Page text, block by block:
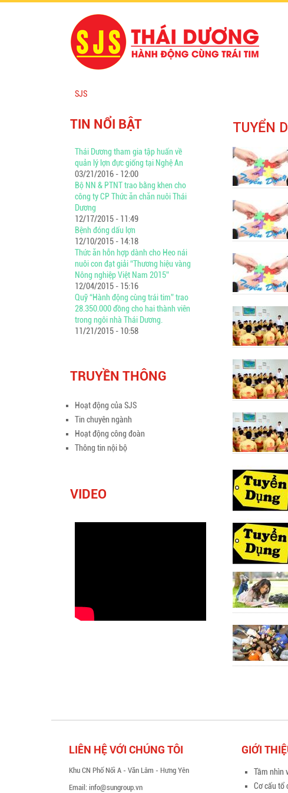
SJS
TIN NỔI BẬT
Thái Dương tham gia tập huấn về
quản lý lợn đực giống tại Nghệ An
03/21/2016 - 12:00
Bộ NN & PTNT trao bằng khen cho
công ty CP Thức ăn chăn nuôi Thái
Dương
12/17/2015 - 11:49
Bệnh đóng dấu lợn
12/10/2015 - 14:18
Thức ăn hỗn hợp dành cho Heo nái
nuôi con đạt giải “Thương hiệu vàng
Nông nghiệp Việt Nam 2015”
12/04/2015 - 15:16
Quỹ “Hành động cùng trái tim” trao
28.350.000 đồng cho hai thành viên
trong ngôi nhà Thái Dương.
11/21/2015 - 10:58
TRUYỀN THÔNG
Hoạt động của SJS
Tin chuyên ngành
Hoạt động công đoàn
Thông tin nội bộ
VIDEO
TUYỂN
LIÊN HỆ VỚI CHÚNG TÔI
Khu CN Phố Nối A - Văn Lâm - Hưng Yên
Email: info@sungroup.vn
GIỚI
Tầm nhìn
Cơ cấu tổ